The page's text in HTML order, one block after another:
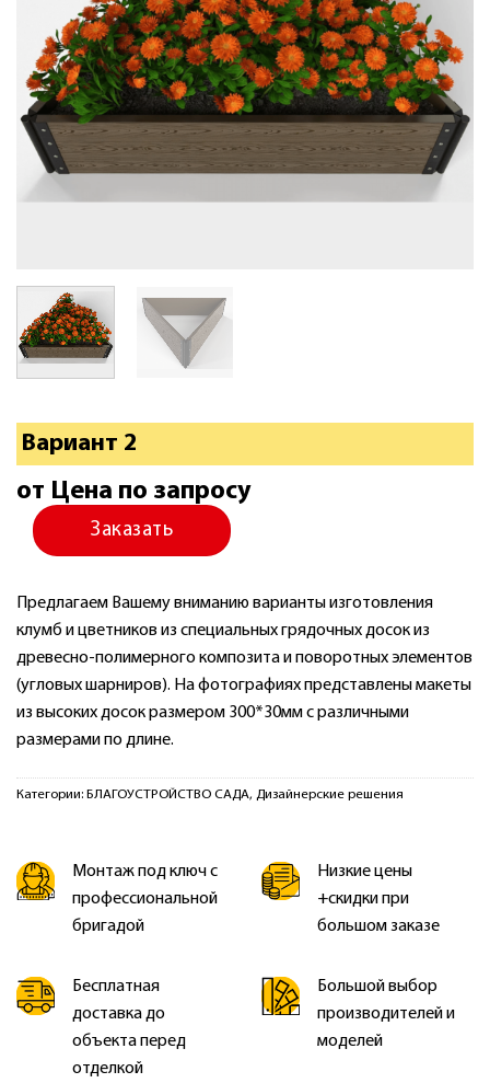
Вариант 2
от Цена по запросу
Заказать
Предлагаем Вашему вниманию варианты изготовления
клумб и цветников из специальных грядочных досок из
древесно-полимерного композита и поворотных элементов
(угловых шарниров). На фотографиях представлены макеты
из высоких досок размером 300*30мм с различными
размерами по длине.
Категории: БЛАГОУСТРОЙСТВО САДА, Дизайнерские решения
Монтаж под ключ с
профессиональной
бригадой
Низкие цены
+скидки при
большом заказе
Бесплатная
доставка до
объекта перед
отделкой
Большой выбор
производителей и
моделей